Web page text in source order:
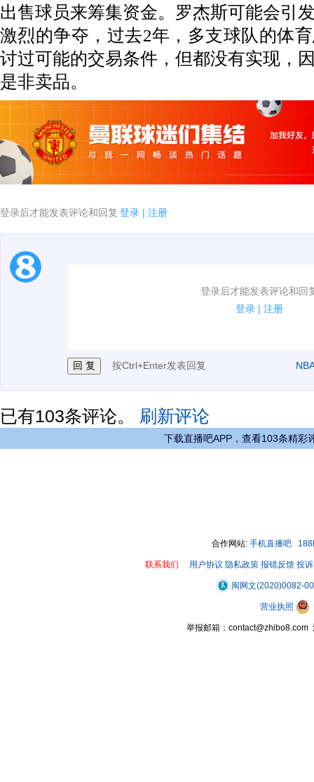
出售球员来筹集资金。罗杰斯可能会引
激烈的争夺，过去2年，多支球队的体
讨过可能的交易条件，但都没有实现，
是非卖品。
登录后才能发表评论和回复 登录 | 注册
登录后才能发表评论和回
登录 | 注册
1.电脑端新用户可以发表评论了！
按Ctrl+Enter发表回复
已有103条评论。 刷新评论
下载直播吧APP，查看103条精彩
合作网站: 手机直播吧
联系我们 用户协议 隐私政策 报错反馈 投
闽网文(2020)0082-
营业执照
举报邮箱：